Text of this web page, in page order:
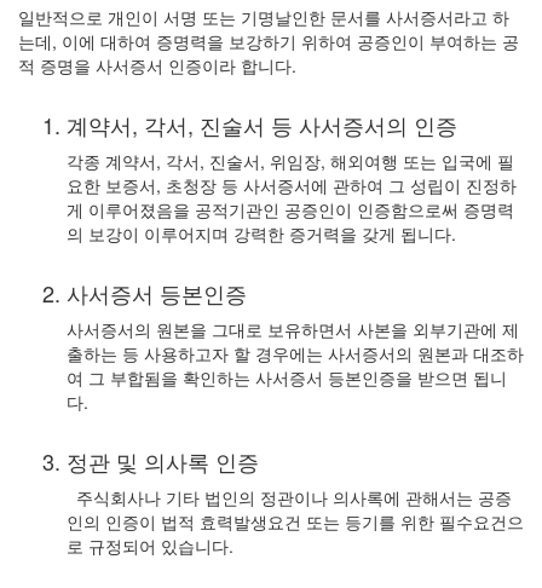
일반적으로 개인이 서명 또는 기명날인한 문서를 사서증서라고 하
는데, 이에 대하여 증명력을 보강하기 위하여 공증인이 부여하는 공
적 증명을 사서증서 인증이라 합니다.
계약서, 각서, 진술서 등 사서증서의 인증
각종 계약서, 각서, 진술서, 위임장, 해외여행 또는 입국에 필
요한 보증서, 초청장 등 사서증서에 관하여 그 성립이 진정하
게 이루어졌음을 공적기관인 공증인이 인증함으로써 증명력
의 보강이 이루어지며 강력한 증거력을 갖게 됩니다.
사서증서 등본인증
사서증서의 원본을 그대로 보유하면서 사본을 외부기관에 제
출하는 등 사용하고자 할 경우에는 사서증서의 원본과 대조하
여 그 부합됨을 확인하는 사서증서 등본인증을 받으면 됩니
다.
정관 및 의사록 인증
주식회사나 기타 법인의 정관이나 의사록에 관해서는 공증
인의 인증이 법적 효력발생요건 또는 등기를 위한 필수요건으
로 규정되어 있습니다.